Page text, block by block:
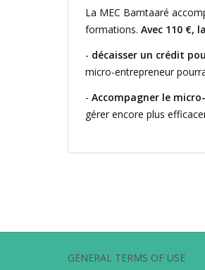
La MEC Bamtaaré
formations. Avec 110 €,
- décaisser un crédit
micro-entrepreneur
- Accompagner le
gérer encore plus
GENERAL TERMS OF USE